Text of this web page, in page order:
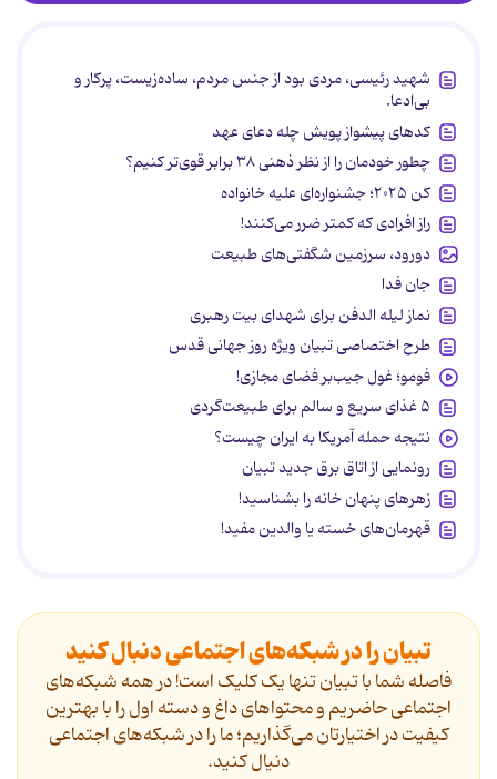
شهید رئیسی، مردی بود از جنس مردم، ساده‌زیست، پرکار و
بی‌ادعا.
کدهای پیشواز پویش چله دعای عهد
چطور خودمان را از نظر ذهنی ۳۸ برابر قوی‌تر کنیم؟
کن ۲۰۲۵؛ جشنواره‌ای علیه خانواده
راز افرادی که کمتر ضرر می‌کنند!
دورود، سرزمین شگفتی‌های طبیعت
جان فدا
نماز لیله الدفن برای شهدای بیت رهبری
طرح اختصاصی تبیان ویژه روز جهانی قدس
فومو؛ غول جیب‌بر فضای مجازی!
۵ غذای سریع و سالم برای طبیعت‌گردی
نتیجه حمله آمریکا به ایران چیست؟
رونمایی از اتاق برق جدید تبیان
زهرهای پنهان خانه را بشناسید!
قهرمان‌های خسته یا والدین مفید!
تبیان را در شبکه‌های اجتماعی دنبال کنید
فاصله شما با تبیان تنها یک کلیک است! در همه شبکه‌های
اجتماعی حاضریم و محتواهای داغ و دسته اول را با بهترین
کیفیت در اختیارتان می‌گذاریم؛ ما را در شبکه‌های اجتماعی
دنیال کنید.